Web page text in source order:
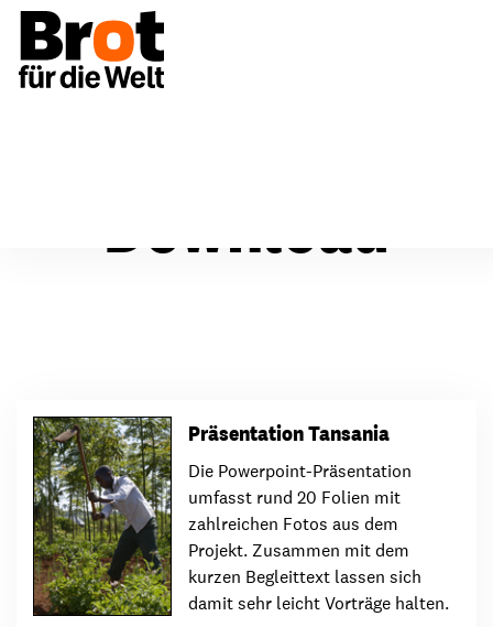
Download
Präsentation Tansania
Die Powerpoint-Präsentation
umfasst rund 20 Folien mit
zahlreichen Fotos aus dem
Projekt. Zusammen mit dem
kurzen Begleittext lassen sich
damit sehr leicht Vorträge halten.